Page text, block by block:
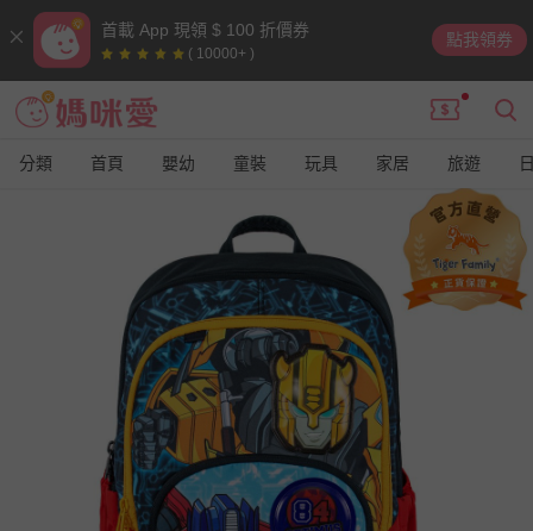
首載 App 現領 $ 100 折價券
( 10000+ )
點我領券
分類 首頁 嬰幼 童裝 玩具 家居 旅遊